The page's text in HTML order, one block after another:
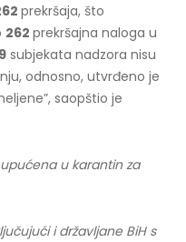
prekršaja, što
262 prekršajna naloga u
subjekata nadzora nisu
odnosno, utvrđeno je
saopštio je
u karantin za
i državljane BiH s